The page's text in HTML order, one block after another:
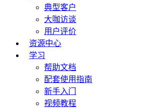
典型客户
大咖访谈
用户评价
资源中心
学习
帮助文档
配套使用指南
新手入门
视频教程